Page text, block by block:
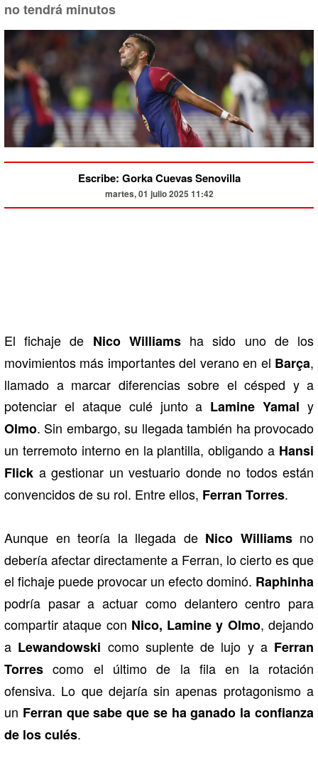
no tendrá minutos
Escribe: Gorka Cuevas Senovilla
martes, 01 julio 2025 11:42
El fichaje de Nico Williamsha sido uno de los
movimientos más importantes del verano en el Barça,
llamado a marcar diferencias sobre el césped y a
potenciar el ataque culé junto a Lamine Yamal y
Olmo. Sin embargo, su llegada también ha provocado
un terremoto interno en la plantilla, obligando a Hansi
Flick a gestionar un vestuario donde no todos están
convencidos de su rol. Entre ellos, Ferran Torres.
Aunque en teoría la llegada de Nico Williamsno
debería afectar directamente a Ferran, lo cierto es que
el fichaje puede provocar un efecto dominó. Raphinha
podría pasar a actuar como delantero centro para
compartir ataque con Nico, Lamine y Olmo, dejando
a Lewandowski como suplente de lujo y a Ferran
Torres como el último de la fila en la rotación
ofensiva. Lo que dejaría sin apenas protagonismo a
un Ferran que sabe que se ha ganado la confianza
de los culés.